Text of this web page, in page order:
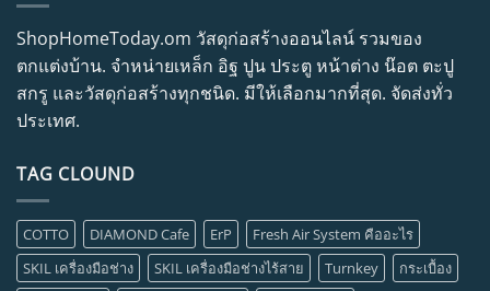
ShopHomeToday.om วัสดุก่อสร้างออนไลน์ รวมของ
ตกแต่งบ้าน. จำหน่ายเหล็ก อิฐ ปูน ประตู หน้าต่าง น๊อต ตะปู
สกรู และวัสดุก่อสร้างทุกชนิด. มีให้เลือกมากที่สุด. จัดส่งทั่ว
ประเทศ.
TAG CLOUND
COTTO DIAMOND Cafe ErP
Fresh Air System คืออะไร
SKIL เครื่องมือช่าง
SKIL เครื่องมือช่างไร้สาย Turnkey
กระเบื้อง